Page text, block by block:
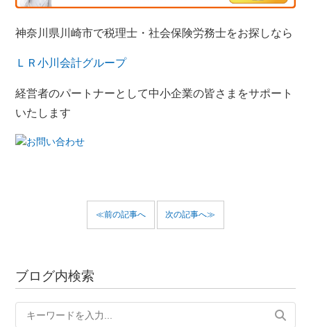
神奈川県川崎市で税理士・社会保険労務士をお探しなら
ＬＲ小川会計グループ
経営者のパートナーとして中小企業の皆さまをサポート
いたします
≪前の記事へ 次の記事へ≫
ブログ内検索